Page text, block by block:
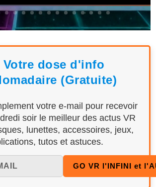
dose d'info
(Gratuite)
votre e-mail pour recevoir
soir le meilleur des actus VR
lunettes, accessoires, jeux,
tutos et astuces.